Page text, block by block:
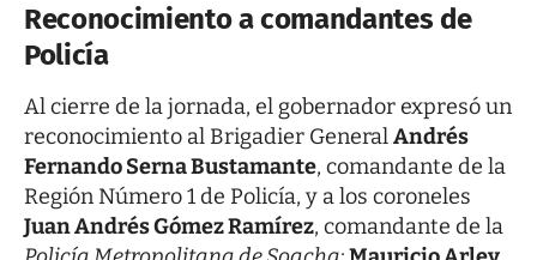
Reconocimiento a comandantes de
Policía
Al cierre de la jornada, el gobernador expresó un
reconocimiento al Brigadier GeneralAndrés
Fernando Serna Bustamante, comandante de la
Región Número 1 de Policía, y a los coroneles
Juan Andrés Gómez Ramírez, comandante de la